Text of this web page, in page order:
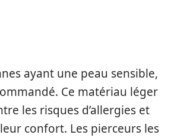
ayant une peau sensible,
Ce matériau léger
les risques d’allergies et
confort. Les pierceurs les